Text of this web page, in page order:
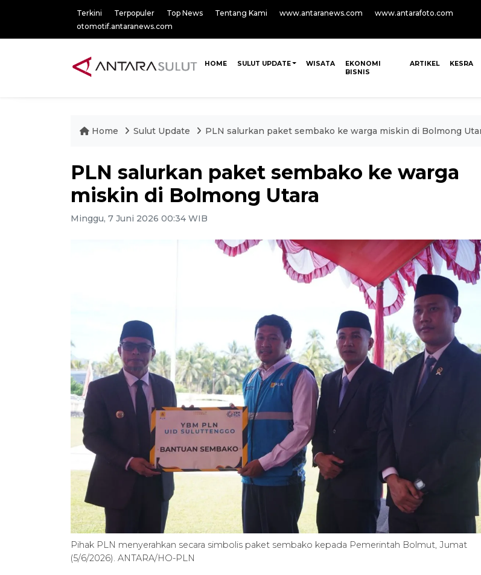
Terkini Terpopuler Top News Tentang Kami www.antaranews.com
www.antarafoto.com
otomotif.antaranews.com
HOME SULUT UPDATE WISATA
EKONOMI
BISNIS
ARTIKEL KESRA
Home Sulut Update PLN salurkan paket sembako ke warga miskin di Bolmong
PLN salurkan paket sembako ke warga
miskin di Bolmong Utara
Minggu, 7 Juni 2026 00:34 WIB
Pihak PLN menyerahkan secara simbolis paket sembako kepada Pemerintah Bolmut, Jumat
(5/6/2026). ANTARA/HO-PLN